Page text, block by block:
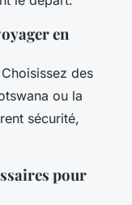
en
des
ou la
sécurité,
pour